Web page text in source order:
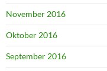
November 2016
Oktober 2016
September 2016